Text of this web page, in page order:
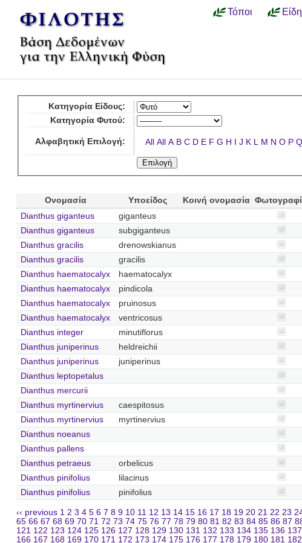
Τόποι Είδη
Κατηγορία Είδους:
Κατηγορία Φυτού:
Αλφαβητική Επιλογή: All All A B C D E F G H I J K L M N O P Q
Ονομασία Υποείδος Κοινή ονομασία
Dianthus giganteus
giganteus
Dianthus giganteus
subgiganteus
Dianthus gracilis
drenowskianus
Dianthus gracilis
gracilis
Dianthus haematocalyx
haematocalyx
Dianthus haematocalyx
pindicola
Dianthus haematocalyx
pruinosus
Dianthus haematocalyx
ventricosus
Dianthus integer
minutiflorus
Dianthus juniperinus
heldreichii
Dianthus juniperinus
juniperinus
Dianthus leptopetalus
Dianthus mercurii
Dianthus myrtinervius
caespitosus
Dianthus myrtinervius
myrtinervius
Dianthus noeanus
Dianthus pallens
Dianthus petraeus
orbelicus
Dianthus pinifolius
lilacinus
Dianthus pinifolius
pinifolius
‹‹ previous 1 2 3 4 5 6 7 8 9 10 11 12 13 14 15 16 17 18 19 20 21 22 23
65 66 67 68 69 70 71 72 73 74 75 76 77 78 79 80 81 82 83 84 85 86 87
121 122 123 124 125 126 127 128 129 130 131 132 133 134 135 136 137
166 167 168 169 170 171 172 173 174 175 176 177 178 179 180 181 182